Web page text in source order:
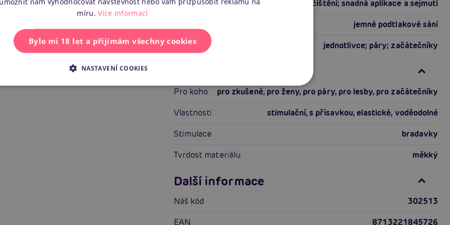
čištění; snadná aplikace a sejmutí
jemné podtlakové sání
Vhodné pro
jednotlivce; páry; začátečníky
Pro koho pro zkušené, pro ženy, pro páry, pro lesby, pro začátečníky
Vlastnosti
stimulační,s přísavkou,elastické, voděodolné
Stimulace
bradavky
Tvrdost materiálu
měkký
Další informace
Náš kód
302513
EAN
8713221845726
míru. Více informací
Bylo mi 18 let a přijímám všechny cookies
NASTAVENÍ COOKIES